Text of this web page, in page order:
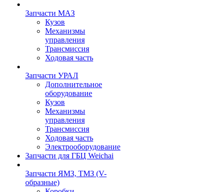
Запчасти МАЗ
Кузов
Механизмы
управления
Трансмиссия
Ходовая часть
Запчасти УРАЛ
Дополнительное
оборудование
Кузов
Механизмы
управления
Трансмиссия
Ходовая часть
Электрооборудование
Запчасти для ГБЦ Weichai
Запчасти ЯМЗ, ТМЗ (V-
образные)